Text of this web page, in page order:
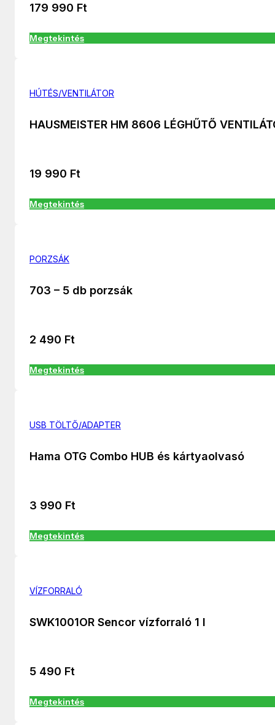
179 990 Ft
Megtekintés
HÚTÉS/VENTILÁTOR
HAUSMEISTER HM 8606 LÉGHŰTŐ
19 990 Ft
Megtekintés
PORZSÁK
703 – 5 db porzsák
2 490 Ft
Megtekintés
USB TÖLTŐ/ADAPTER
Hama OTG Combo HUB és kártyaolvasó
3 990 Ft
Megtekintés
VÍZFORRALÓ
SWK1001OR Sencor vízforraló 1 l
5 490 Ft
Megtekintés